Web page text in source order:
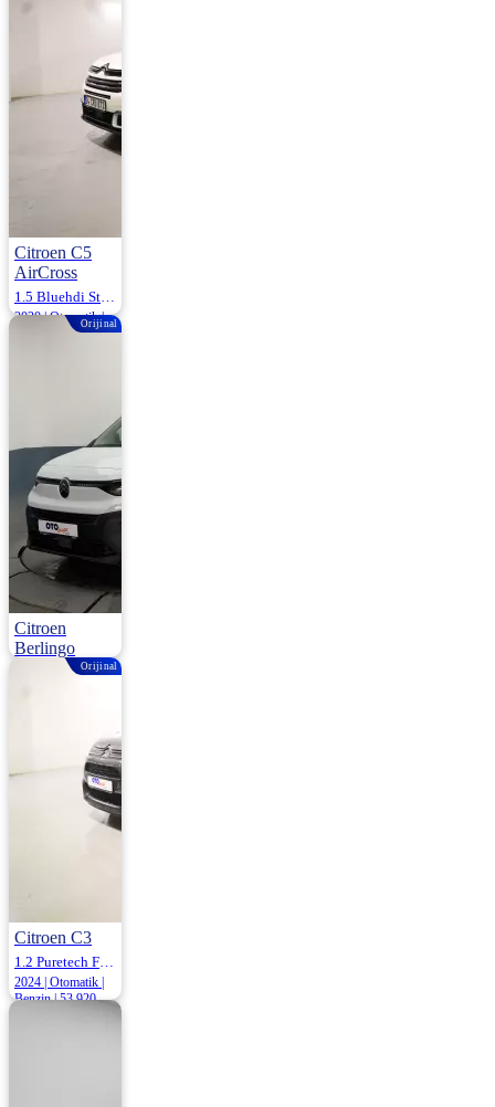
Citroen C5
AirCross
2020 | Otomatik |
Dizel | 22.925 Km
Orijinal
Citroen
Berlingo
1.5 Bluehdi Feel 100HP
Orijinal
Citroen C3
2024 | Otomatik |
Benzin | 53.920